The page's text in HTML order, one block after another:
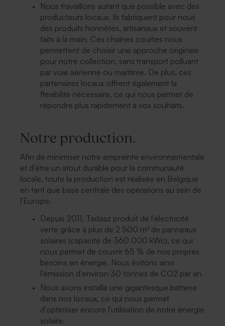
Nous travaillons autant que possible avec des
producteurs locaux. Ils fabriquent pour nous
des produits honnêtes, artisanaux et souvent
faits à la main. Ces chaînes courtes nous
permettent de choisir une approche originale
pour notre collection, sans transport polluant
par voie aérienne ou maritime. De plus, ces
partenaires locaux offrent également la
flexibilité nécessaire, ce qui nous permet de
répondre plus rapidement à vos souhaits.
Notre production.
Afin de minimiser notre empreinte environnementale
et d'être un atout durable pour la communauté
locale, toute la production est réalisée en Belgique
en tant que base centrale des opérations au sein de
l'Europe.
Depuis 2011, Tadaaz produit de l'électricité
verte grâce à plus de 2 500 m² de panneaux
solaires (capacité de 360 000 kWc), ce qui
nous permet de couvrir 65 % de nos propres
besoins en énergie. Nous évitons ainsi
l'émission d'environ 30 tonnes de CO2 par an.
Nous avons installé une gigantesque batterie
dans nos locaux, ce qui nous permet
d'optimiser encore l'utilisation de notre énergie
solaire.